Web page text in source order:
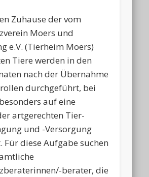
Zuhause der vom
Moers und
e.V. (Tierheim Moers)
Tiere werden in den
nach der Übernahme
durchgeführt, bei
auf eine
artgerechten Tier-
und -Versorgung
Für diese Aufgabe suchen
berater, die